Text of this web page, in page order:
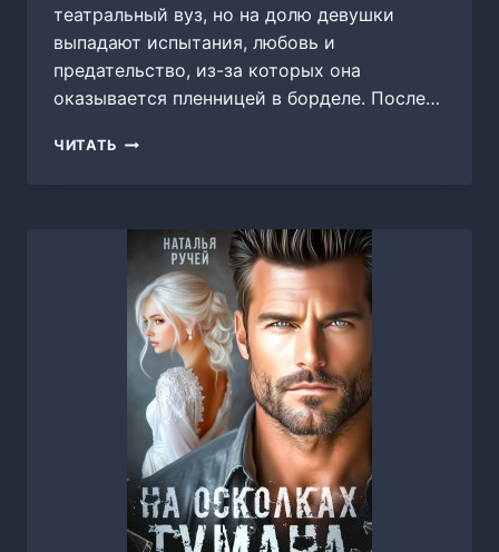
театральный вуз, но на долю девушки
выпадают испытания, любовь и
предательство, из-за которых она
оказывается пленницей в борделе. После…
ЧИТАТЬ СЕКС?
ШЕЛДОН